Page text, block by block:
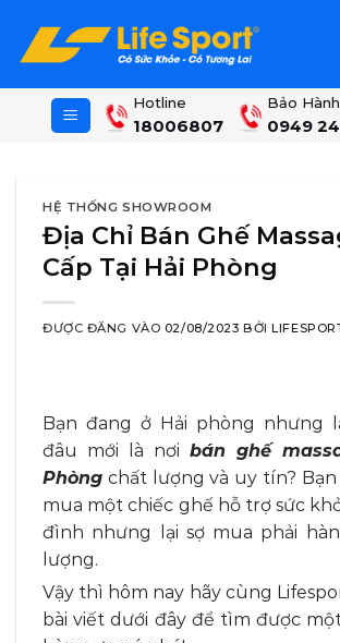
content
Hotline
18006807
Bảo Hành
0949
HỆ THỐNG SHOWROOM
Địa Chỉ Bán Ghế
Cấp Tại Hải Phòng
ĐƯỢC ĐĂNG VÀO 02/08/2023 BỞI
Bạn đang ở Hải phòng nhưng
đâu mới là nơi bán ghế
Phòng chất lượng và uy tín?
mua một chiếc ghế hỗ trợ sức
đình nhưng lại sợ mua phải
lượng.
Vậy thì hôm nay hãy cùng
bài viết dưới đây để tìm được